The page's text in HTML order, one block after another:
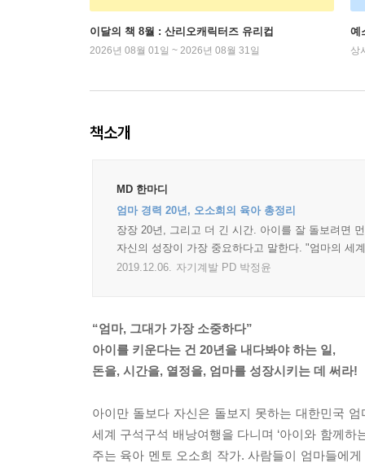
이달의 책 8월 : 산리오캐릭터즈 유리컵
2026년 08월 01일 ~ 2026년 08월 31일
예
상
책소개
MD 한마디
엄마 경력 20년, 오소희의 육아 총정리
장장 20년, 그리고 더 긴 시간. 아이를 잘 돌보려면
자신의 성장이 가장 중요하다고 말한다. "엄마의 세
2019.12.06. 자기계발 PD 박정윤
“엄마, 그대가 가장 소중하다”
아이를 키운다는 건 20년을 내다봐야 하는 일,
돈을, 시간을, 열정을, 엄마를 성장시키는 데 써라!
아이만 돌보다 자신은 돌보지 못하는 대한민국
세계 구석구석 배낭여행을 다니며 ‘아이와 함께
주는 육아 멘토 오소희 작가. 사람들이 엄마들에게